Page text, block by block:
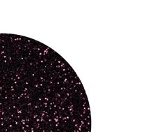
DÉTAILS